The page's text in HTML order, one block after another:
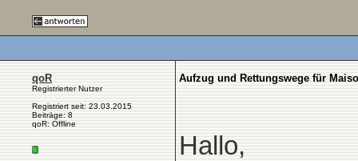
qoR
Registrierter Nutzer
Registriert seit: 23.03.2015
Beiträge: 8
qoR: Offline
Aufzug und Rettungswege für
Hallo,